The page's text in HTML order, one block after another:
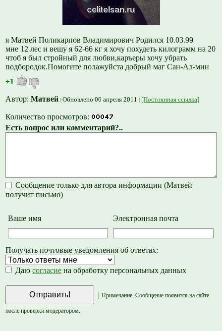
я Матвей Поликарпов Владимирович Родился 10.03.99
мне 12 лес и вешу я 62-66 кг я хочу похудеть килограмм на 20
чтоб я был стройный для любви,каръеры хочу убрать
подбородок.Помогите полажуйста добрый маг Сан-Ал-мин
+1
Автор:Матвей Обновлено 06 апреля 2011 [Постоянная ссылка]
Количество просмотров:
Есть вопрос или комментарий?..
Сообщение только для автора информации (Матвей
получит письмо)
Ваше имя Электронная почта
Получать почтовые уведомления об ответах:
Даюсогласие на обработку персональных данных
| Примечание. Сообщение появится на сайте
после проверки модератором.